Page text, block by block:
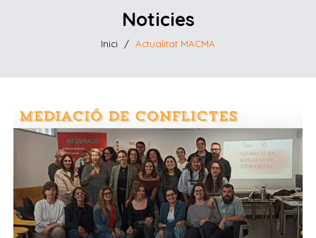
Noticies
Inici / Actualitat MACMA